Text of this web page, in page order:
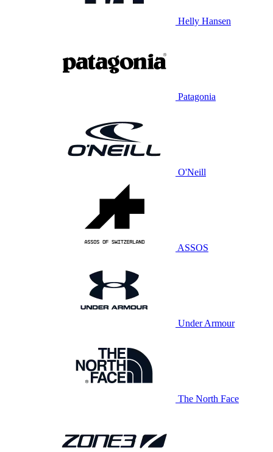
Helly Hansen
Patagonia
O'Neill
ASSOS
Under Armour
The North Face